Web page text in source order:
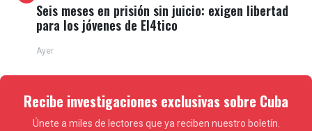
Seis meses en prisión sin juicio: exigen libertad
para los jóvenes de El4tico
Ayer
Recibe investigaciones exclusivas sobre Cuba
Únete a miles de lectores que ya reciben nuestro boletín.